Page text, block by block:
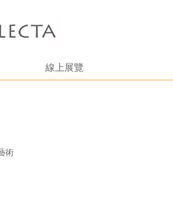
線上展覽
術